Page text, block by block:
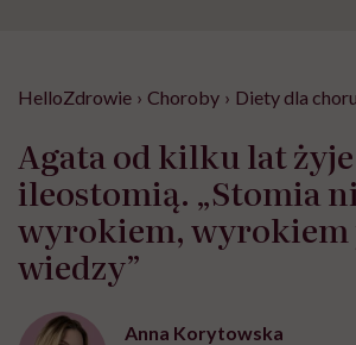
HelloZdrowie › Choroby › Diety dla
Agata od kilku lat
ileostomią. „Stomia
wyrokiem, wyrokiem
wiedzy”
Anna Korytowska